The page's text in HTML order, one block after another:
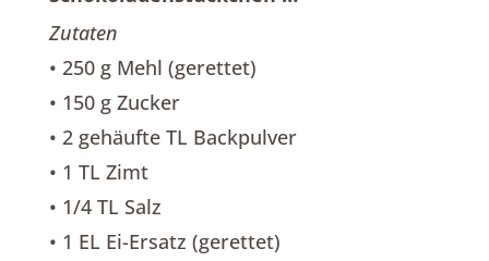
Zutaten
• 250 g Mehl (gerettet)
• 150 g Zucker
• 2 gehäufte TL Backpulver
• 1 TL Zimt
• 1/4 TL Salz
• 1 EL Ei-Ersatz (gerettet)